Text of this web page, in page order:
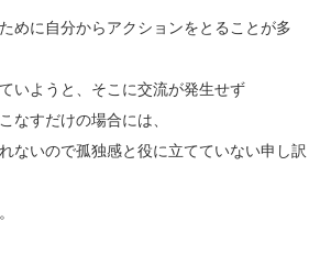
めに自分からアクションをとることが多
いようと、そこに交流が発生せず
なすだけの場合には、
ないので孤独感と役に立てていない申し訳